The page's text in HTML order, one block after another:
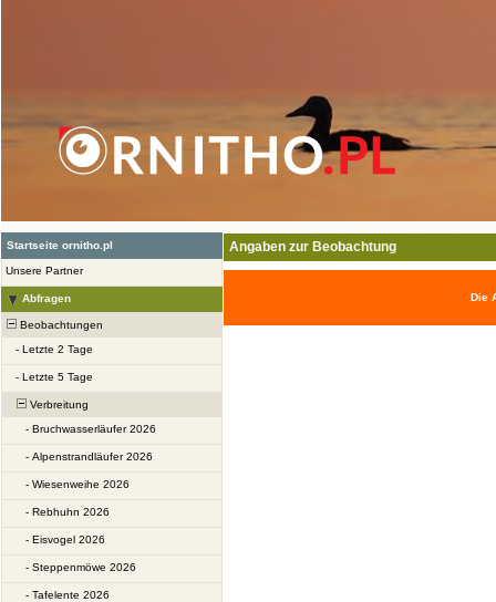
Startseite ornitho.pl
Unsere Partner
Abfragen
Beobachtungen
- Letzte 2 Tage
- Letzte 5 Tage
Verbreitung
- Bruchwasserläufer 2026
- Alpenstrandläufer 2026
- Wiesenweihe 2026
- Rebhuhn 2026
- Eisvogel 2026
- Steppenmöwe 2026
- Tafelente 2026
Angaben zur Beobachtung
Die